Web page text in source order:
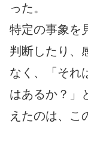
った。
特定の事象を
判断したり、
なく、「それ
はあるか？」
えたのは、こ